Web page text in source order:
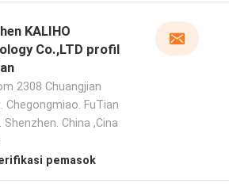
KALIHO
Co.,LTD profil
2308 Chuangjian
Chegongmiao. FuTian
Shenzhen. China ,Cina
pemasok